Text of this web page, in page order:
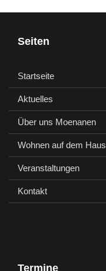
Seiten
Startseite
Aktuelles
Über uns Moenanen
Wohnen auf dem Haus
Veranstaltungen
Kontakt
Termine